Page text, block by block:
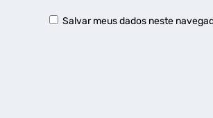
Salvar meus dados neste